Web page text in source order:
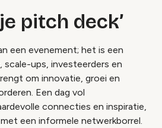
pitch deck’
een evenement; het is een
ups, investeerders en
om innovatie, groei en
Een dag vol
connecties en inspiratie,
een informele netwerkborrel.